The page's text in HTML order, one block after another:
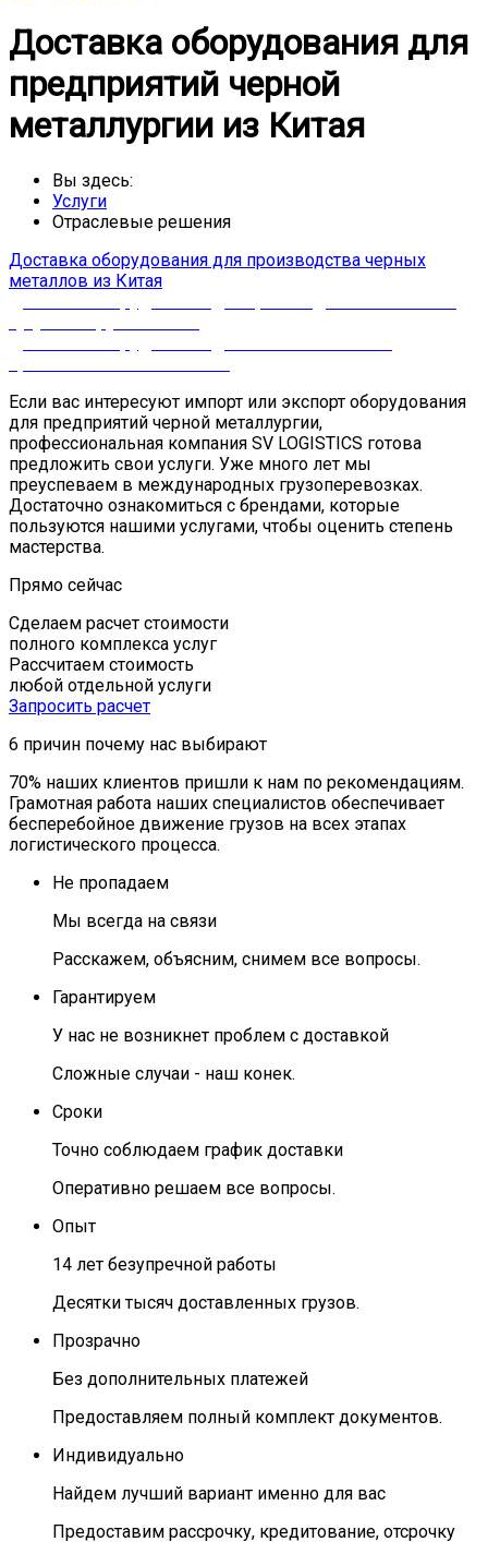
Доставка оборудования для
предприятий черной
металлургии из Китая
Вы здесь:
Услуги
Отраслевые решения
Доставка оборудования для производства черных
металлов из Китая
Если вас интересуют импорт или экспорт оборудования
для предприятий черной металлургии,
профессиональная компания SV LOGISTICS готова
предложить свои услуги. Уже много лет мы
преуспеваем в международных грузоперевозках.
Достаточно ознакомиться с брендами, которые
пользуются нашими услугами, чтобы оценить степень
мастерства.
Прямо сейчас
Сделаем расчет стоимости
полного комплекса услуг
Рассчитаем стоимость
любой отдельной услуги
Запросить расчет
6 причин почему нас выбирают
70% наших клиентов пришли к нам по рекомендациям.
Грамотная работа наших специалистов обеспечивает
бесперебойное движение грузов на всех этапах
логистического процесса.
Не пропадаем
Мы всегда на связи
Расскажем, объясним, снимем все вопросы.
Гарантируем
У нас не возникнет проблем с доставкой
Сложные случаи - наш конек.
Сроки
Точно соблюдаем график доставки
Оперативно решаем все вопросы.
Опыт
14 лет безупречной работы
Десятки тысяч доставленных грузов.
Прозрачно
Без дополнительных платежей
Предоставляем полный комплект документов.
Индивидуально
Найдем лучший вариант именно для вас
Предоставим рассрочку, кредитование, отсрочку